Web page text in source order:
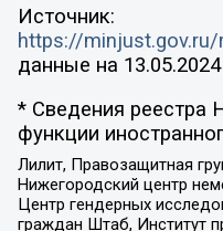
Источник:
https://
данные на 13.05.2024
* Сведения
функции
Лилит, Правозащитная
Нижегородский центр
Центр гендерных
граждан Штаб, Институт